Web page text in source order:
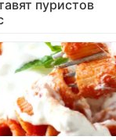
пуристов